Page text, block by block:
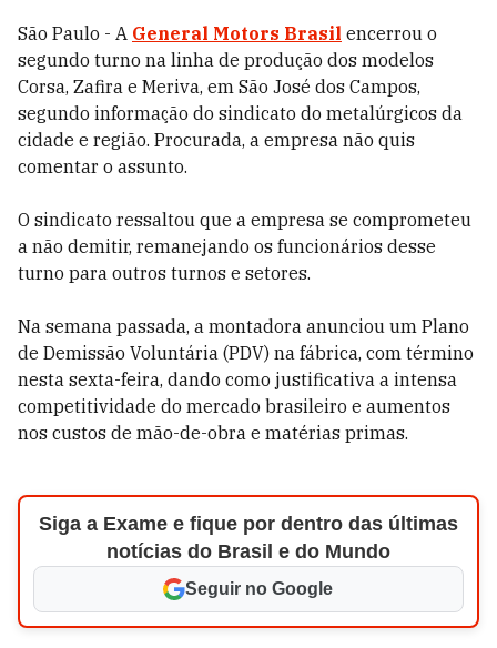
São Paulo - A General Motors Brasil encerrou o
segundo turno na linha de produção dos modelos
Corsa, Zafira e Meriva, em São José dos Campos,
segundo informação do sindicato do metalúrgicos da
cidade e região. Procurada, a empresa não quis
comentar o assunto.
O sindicato ressaltou que a empresa se comprometeu
a não demitir, remanejando os funcionários desse
turno para outros turnos e setores.
Na semana passada, a montadora anunciou um Plano
de Demissão Voluntária (PDV) na fábrica, com término
nesta sexta-feira, dando como justificativa a intensa
competitividade do mercado brasileiro e aumentos
nos custos de mão-de-obra e matérias primas.
Siga a Exame e fique por dentro das últimas
notícias do Brasil e do Mundo
Seguir no Google